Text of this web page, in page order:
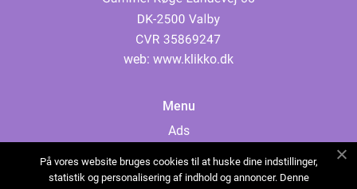
web: www.klikko.dk
Menu
Ads
Cookies
På vores website bruges cookies til at huske dine indstillinger,
statistik og personalisering af indhold og annoncer. Denne